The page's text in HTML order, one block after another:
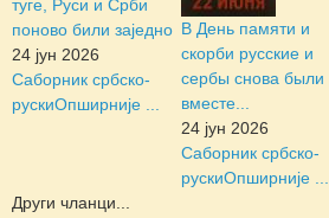
туге, Руси и Срби
поново били заједно
24 јун 2026
Саборник србско-
рускиОпширније ...
В День памяти и
скорби русские и
сербы снова были
вместе...
24 јун 2026
Саборник србско-
рускиОпширније ...
Други чланци...